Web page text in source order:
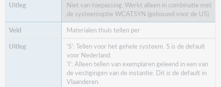
Niet van toepassing. Werkt alleen in combinatie met
de systeemoptie WCATSYN (gebouwd voor de US).
Materialen thuis tellen per
'S': Tellen voor het gehele systeem. S is de default
voor Nederland.
'I': Alleen tellen van exemplaren geleend in een van
de vestigingen van de instantie. Dit is de default in
Vlaanderen.